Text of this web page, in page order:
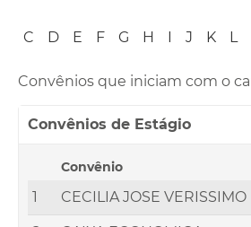
C D E F G H I J K L
Convênios que iniciam com o
Convênios de Estágio
Convênio
1 CECILIA JOSE VERISSIMO